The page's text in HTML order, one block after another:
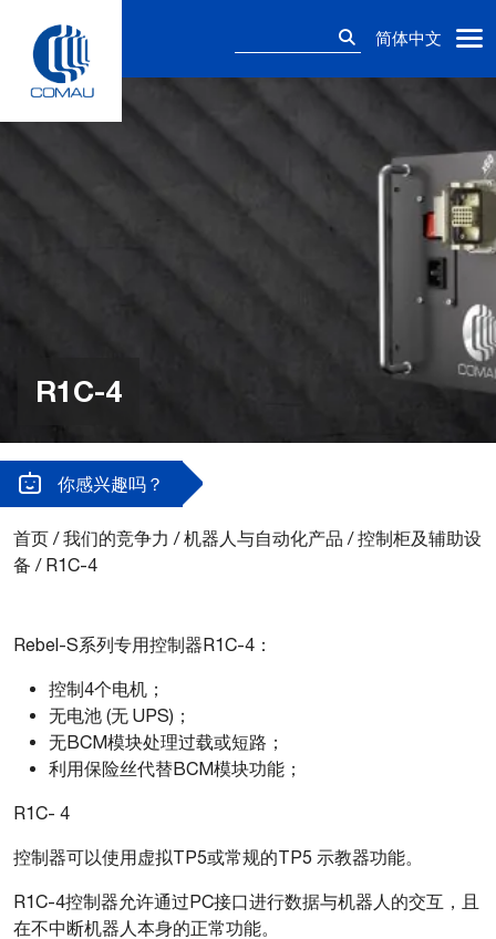
content
简体中文
R1C-4
你感兴趣吗？
首页 /我们的竞争力 /机器人与自动化产品 /控制柜及辅助设
备 / R1C-4
Rebel-S系列专用控制器R1C-4：
控制4个电机；
无电池 (无 UPS)；
无BCM模块处理过载或短路；
利用保险丝代替BCM模块功能；
R1C- 4
控制器可以使用虚拟TP5或常规的TP5 示教器功能。
R1C-4控制器允许通过PC接口进行数据与机器人的交互，且
在不中断机器人本身的正常功能。